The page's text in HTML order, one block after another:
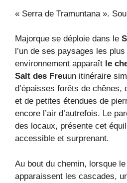
« Serra de Tramuntana ».
Majorque se déploie dans le
l’un de ses paysages les
environnement apparaît le
Salt des Freuun itinéraire
d’épaisses forêts de chênes,
et de petites étendues de
encore l’air d’autrefois. Le
des locaux, présente cet
accessible et surprenant.
Au bout du chemin, lorsque
apparaissent les cascades,